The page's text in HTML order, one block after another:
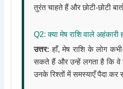
तुरंत चाहते हैं और छोटी-छोटी
Q2: क्या मेष राशि वाले अहंकारी
उत्तर: हाँ, मेष राशि के लोग
सकते हैं और उन्हें लगता है कि वे
उनके रिश्तों में समस्याएँ पैदा कर